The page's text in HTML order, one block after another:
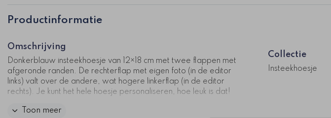
Productinformatie
Omschrijving
Donkerblauw insteekhoesje van 12×18 cm met twee flappen met
afgeronde randen. De rechterflap met eigen foto (in de editor
links) valt over de andere, wat hogere linkerflap (in de editor
rechts). Je kunt het hele hoesje personaliseren, hoe leuk is dat!
Aan de binnenzijde zit onderin een insnede waarin je
Toon meer
Collectie
Insteekhoesje